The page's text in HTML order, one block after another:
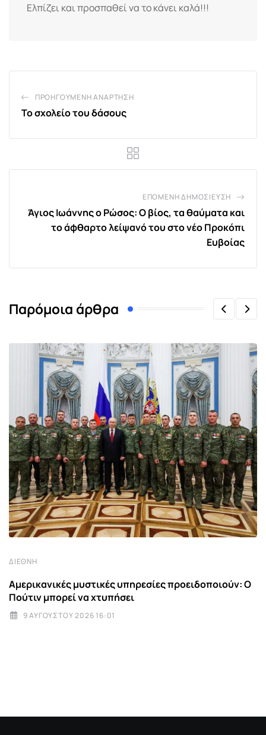
Ελπίζει και προσπαθεί να το κάνει καλά!!!
ΠΡΟΗΓΟΎΜΕΝΗ ΑΝΆΡΤΗΣΗ
Το σχολείο του δάσους
ΕΠΌΜΕΝΗ ΔΗΜΟΣΊΕΥΣΗ
Άγιος Ιωάννης ο Ρώσος: Ο βίος, τα θαύματα και
το άφθαρτο λείψανό του στο νέο Προκόπι
Ευβοίας
Παρόμοια άρθρα
ΔΙΕΘΝΉ
Αμερικανικές μυστικές υπηρεσίες προειδοποιούν: Ο
Πούτιν μπορεί να χτυπήσει
9 ΑΥΓΟΎΣΤΟΥ 2026 16:01